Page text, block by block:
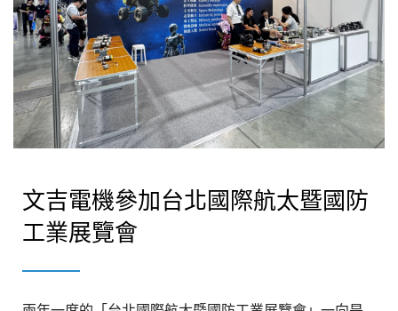
文吉電機參加台北國際航太暨國防
工業展覽會